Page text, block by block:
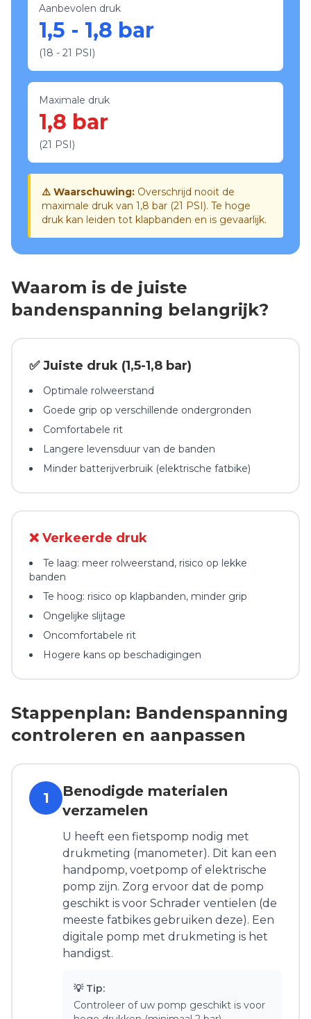
Aanbevolen druk
1,5 - 1,8 bar
(18 - 21 PSI)
Maximale druk
1,8 bar
(21 PSI)
⚠️ Waarschuwing: Overschrijd nooit de
maximale druk van 1,8 bar (21 PSI). Te hoge
druk kan leiden tot klapbanden en is gevaarlijk.
Waarom is de juiste
bandenspanning belangrijk?
✅ Juiste druk (1,5-1,8 bar)
Optimale rolweerstand
Goede grip op verschillende ondergronden
Comfortabele rit
Langere levensduur van de banden
Minder batterijverbruik (elektrische fatbike)
❌ Verkeerde druk
Te laag: meer rolweerstand, risico op lekke
banden
Te hoog: risico op klapbanden, minder grip
Ongelijke slijtage
Oncomfortabele rit
Hogere kans op beschadigingen
Stappenplan: Bandenspanning
controleren en aanpassen
1
Benodigde materialen
verzamelen
U heeft een fietspomp nodig met
drukmeting (manometer). Dit kan een
handpomp, voetpomp of elektrische
pomp zijn. Zorg ervoor dat de pomp
geschikt is voor Schrader ventielen (de
meeste fatbikes gebruiken deze). Een
digitale pomp met drukmeting is het
handigst.
💡 Tip:
Controleer of uw pomp geschikt is voor